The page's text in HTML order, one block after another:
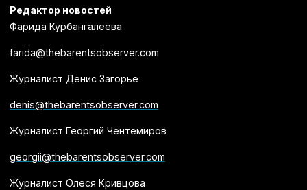
Редактор новостей
Фарида Курбангалеева
farida@thebarentsobserver.com
Журналист Денис Загорье
denis@thebarentsobserver.com
Журналист Георгий Чентемиров
georgii@thebarentsobserver.com
Журналист Олеся Кривцова